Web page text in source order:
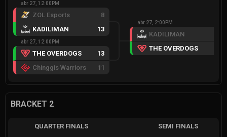
abr 27, 12:00PM
ZOL Esports
8
KADILIMAN
13
abr 27, 12:00PM
THE OVERDOGS
13
Chinggis Warriors
11
abr 27, 2:00PM
KADILIMAN
THE OVERDOGS
BRACKET 2
QUARTER FINALS SEMI FINALS